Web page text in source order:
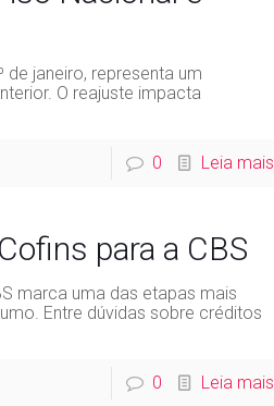
de janeiro, representa um
O reajuste impacta
0 Leia mais
para a CBS
marca uma das etapas mais
Entre dúvidas sobre créditos
0 Leia mais